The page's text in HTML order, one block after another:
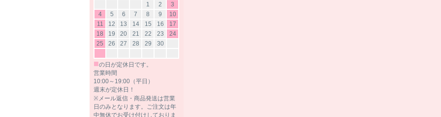
1 2
3
4
5 6 7 8 9
10
11
12 13 14 15 16
17
18
19 20 21 22 23
24
25
26 27 28 29 30
■の日が定休日です。
営業時間
10:00～19:00（平日）
週末が定休日！
※メール返信・商品発送は営業
日のみとなります。ご注文は年
中無休でお受け付けしておりま